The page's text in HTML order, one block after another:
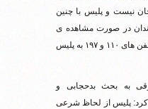
نیست و پلیس با چنین
در صورت مشاهده ی
اینگونه موارد موضوع را از طریق تلفن های ۱۱۰ و ۱۹۷ به پلیس
به بحث بدحجابی و
کرد: پلیس از لحاظ شرعی